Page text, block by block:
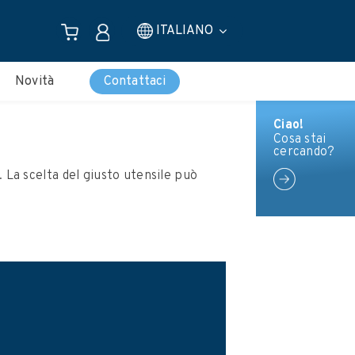
ITALIANO
Novità Contattaci
Ciao!
Cosa stai
cercando?
scelta del giusto utensile può